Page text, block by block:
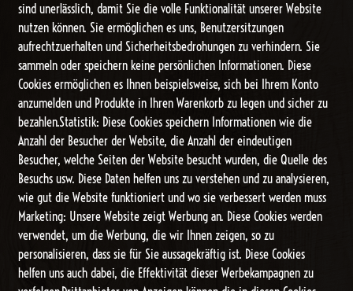
sind unerlässlich, damit Sie die volle Funktionalität unserer Website
nutzen können. Sie ermöglichen es uns, Benutzersitzungen
aufrechtzuerhalten und Sicherheitsbedrohungen zu verhindern. Sie
sammeln oder speichern keine persönlichen Informationen. Diese
Cookies ermöglichen es Ihnen beispielsweise, sich bei Ihrem Konto
anzumelden und Produkte in Ihren Warenkorb zu legen und sicher zu
bezahlen.Statistik: Diese Cookies speichern Informationen wie die
Anzahl der Besucher der Website, die Anzahl der eindeutigen
Besucher, welche Seiten der Website besucht wurden, die Quelle des
Besuchs usw. Diese Daten helfen uns zu verstehen und zu analysieren,
wie gut die Website funktioniert und wo sie verbessert werden muss
Marketing: Unsere Website zeigt Werbung an. Diese Cookies werden
verwendet, um die Werbung, die wir Ihnen zeigen, so zu
personalisieren, dass sie für Sie aussagekräftig ist. Diese Cookies
helfen uns auch dabei, die Effektivität dieser Werbekampagnen zu